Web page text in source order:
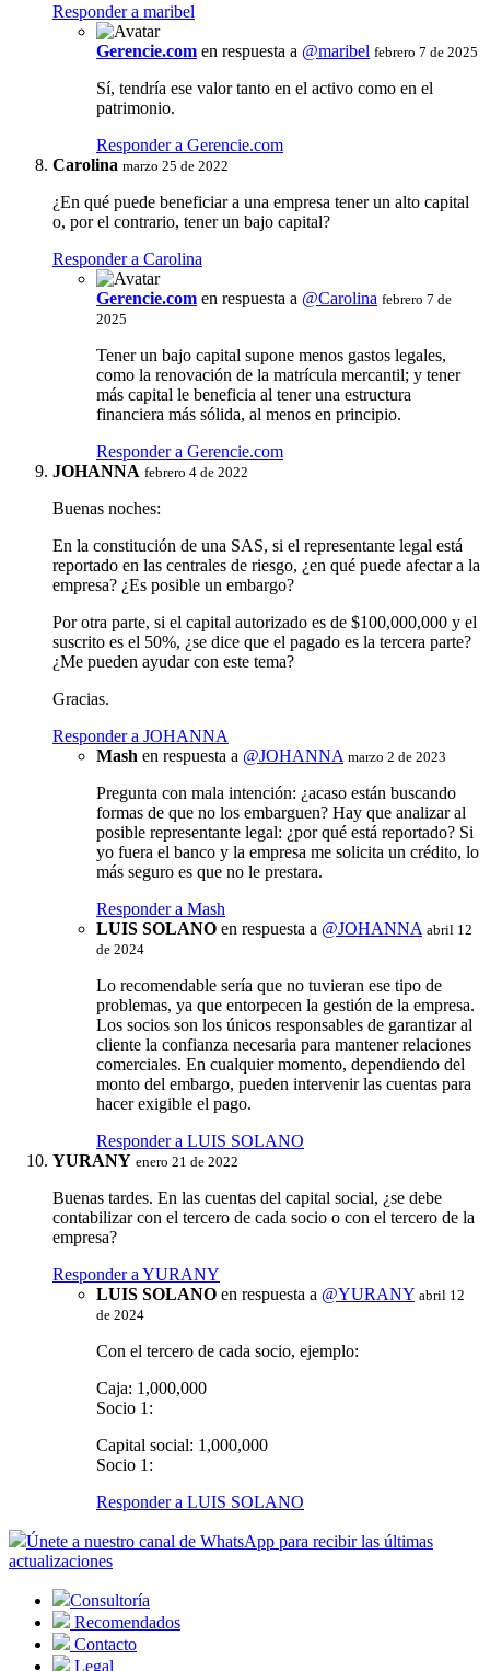
Responder a maribel
Gerencie.com en respuesta a @maribel febrero 7 de 2025
Sí, tendría ese valor tanto en el activo como en el
patrimonio.
Responder a Gerencie.com
Carolina marzo 25 de 2022
¿En qué puede beneficiar a una empresa tener un alto capital
o, por el contrario, tener un bajo capital?
Responder a Carolina
Gerencie.com en respuesta a @Carolina febrero 7 de
2025
Tener un bajo capital supone menos gastos legales,
como la renovación de la matrícula mercantil; y tener
más capital le beneficia al tener una estructura
financiera más sólida, al menos en principio.
Responder a Gerencie.com
JOHANNA febrero 4 de 2022
Buenas noches:
En la constitución de una SAS, si el representante legal está
reportado en las centrales de riesgo, ¿en qué puede afectar a la
empresa? ¿Es posible un embargo?
Por otra parte, si el capital autorizado es de $100,000,000 y el
suscrito es el 50%, ¿se dice que el pagado es la tercera parte?
¿Me pueden ayudar con este tema?
Gracias.
Responder a JOHANNA
Mash en respuesta a @JOHANNA marzo 2 de 2023
Pregunta con mala intención: ¿acaso están buscando
formas de que no los embarguen? Hay que analizar al
posible representante legal: ¿por qué está reportado? Si
yo fuera el banco y la empresa me solicita un crédito, lo
más seguro es que no le prestara.
Responder a Mash
LUIS SOLANO en respuesta a @JOHANNA abril 12
de 2024
Lo recomendable sería que no tuvieran ese tipo de
problemas, ya que entorpecen la gestión de la empresa.
Los socios son los únicos responsables de garantizar al
cliente la confianza necesaria para mantener relaciones
comerciales. En cualquier momento, dependiendo del
monto del embargo, pueden intervenir las cuentas para
hacer exigible el pago.
Responder a LUIS SOLANO
YURANY enero 21 de 2022
Buenas tardes. En las cuentas del capital social, ¿se debe
contabilizar con el tercero de cada socio o con el tercero de la
empresa?
Responder a YURANY
LUIS SOLANO en respuesta a @YURANY abril 12
de 2024
Con el tercero de cada socio, ejemplo:
Caja: 1,000,000
Socio 1:
Capital social: 1,000,000
Socio 1:
Responder a LUIS SOLANO
Únete a nuestro canal de WhatsApp para recibir las últimas
actualizaciones
Consultoría
Recomendados
Contacto
Legal